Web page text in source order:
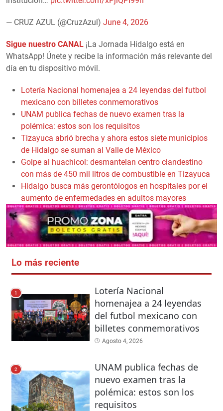
— CRUZ AZUL (@CruzAzul) June 4, 2026
Sigue nuestro CANAL ¡La Jornada Hidalgo está en
WhatsApp! Únete y recibe la información más relevante del
día en tu dispositivo móvil.
Lotería Nacional homenajea a 24 leyendas del futbol
mexicano con billetes conmemorativos
UNAM publica fechas de nuevo examen tras la
polémica: estos son los requisitos
Tizayuca abrió brecha y ahora estos siete municipios
de Hidalgo se suman al Valle de México
Golpe al huachicol: desmantelan centro clandestino
con más de 450 mil litros de combustible en Tizayuca
Hidalgo busca más gerontólogos en hospitales por el
aumento de enfermedades en adultos mayores
Lo más reciente
1
Lotería Nacional
homenajea a 24 leyendas
del futbol mexicano con
billetes conmemorativos
Agosto 4, 2026
2
UNAM publica fechas de
nuevo examen tras la
polémica: estos son los
requisitos